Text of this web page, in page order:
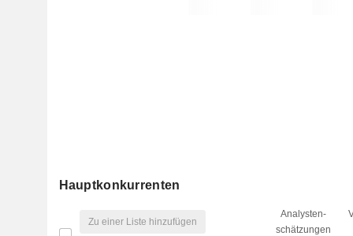
Hauptkonkurrenten
Zu einer Liste hinzufügen
Analysten-
schätzungen